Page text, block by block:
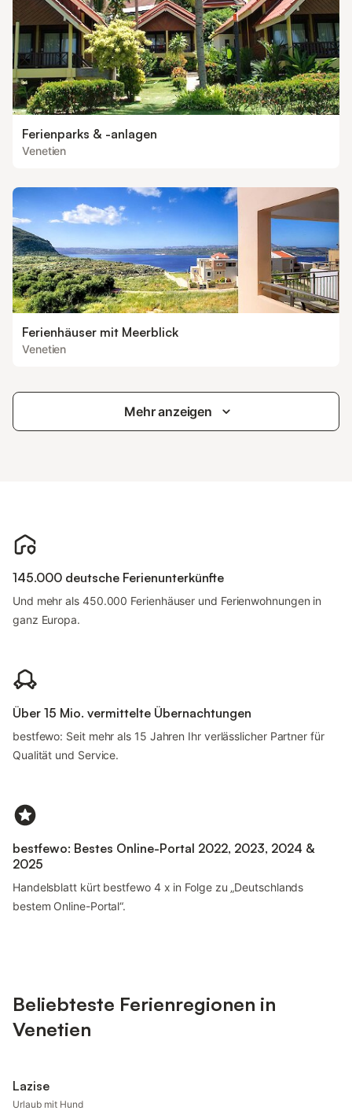
Ferienparks & -anlagen
Venetien
Ferienhäuser mit Meerblick
Venetien
Mehr anzeigen
145.000 deutsche Ferienunterkünfte
Und mehr als 450.000 Ferienhäuser und Ferienwohnungen in
ganz Europa.
Über 15 Mio. vermittelte Übernachtungen
bestfewo: Seit mehr als 15 Jahren Ihr verlässlicher Partner für
Qualität und Service.
bestfewo: Bestes Online-Portal 2022, 2023, 2024 &
2025
Handelsblatt kürt bestfewo 4 x in Folge zu „Deutschlands
bestem Online-Portal“.
Beliebteste Ferienregionen in
Venetien
Lazise
Urlaub mit Hund